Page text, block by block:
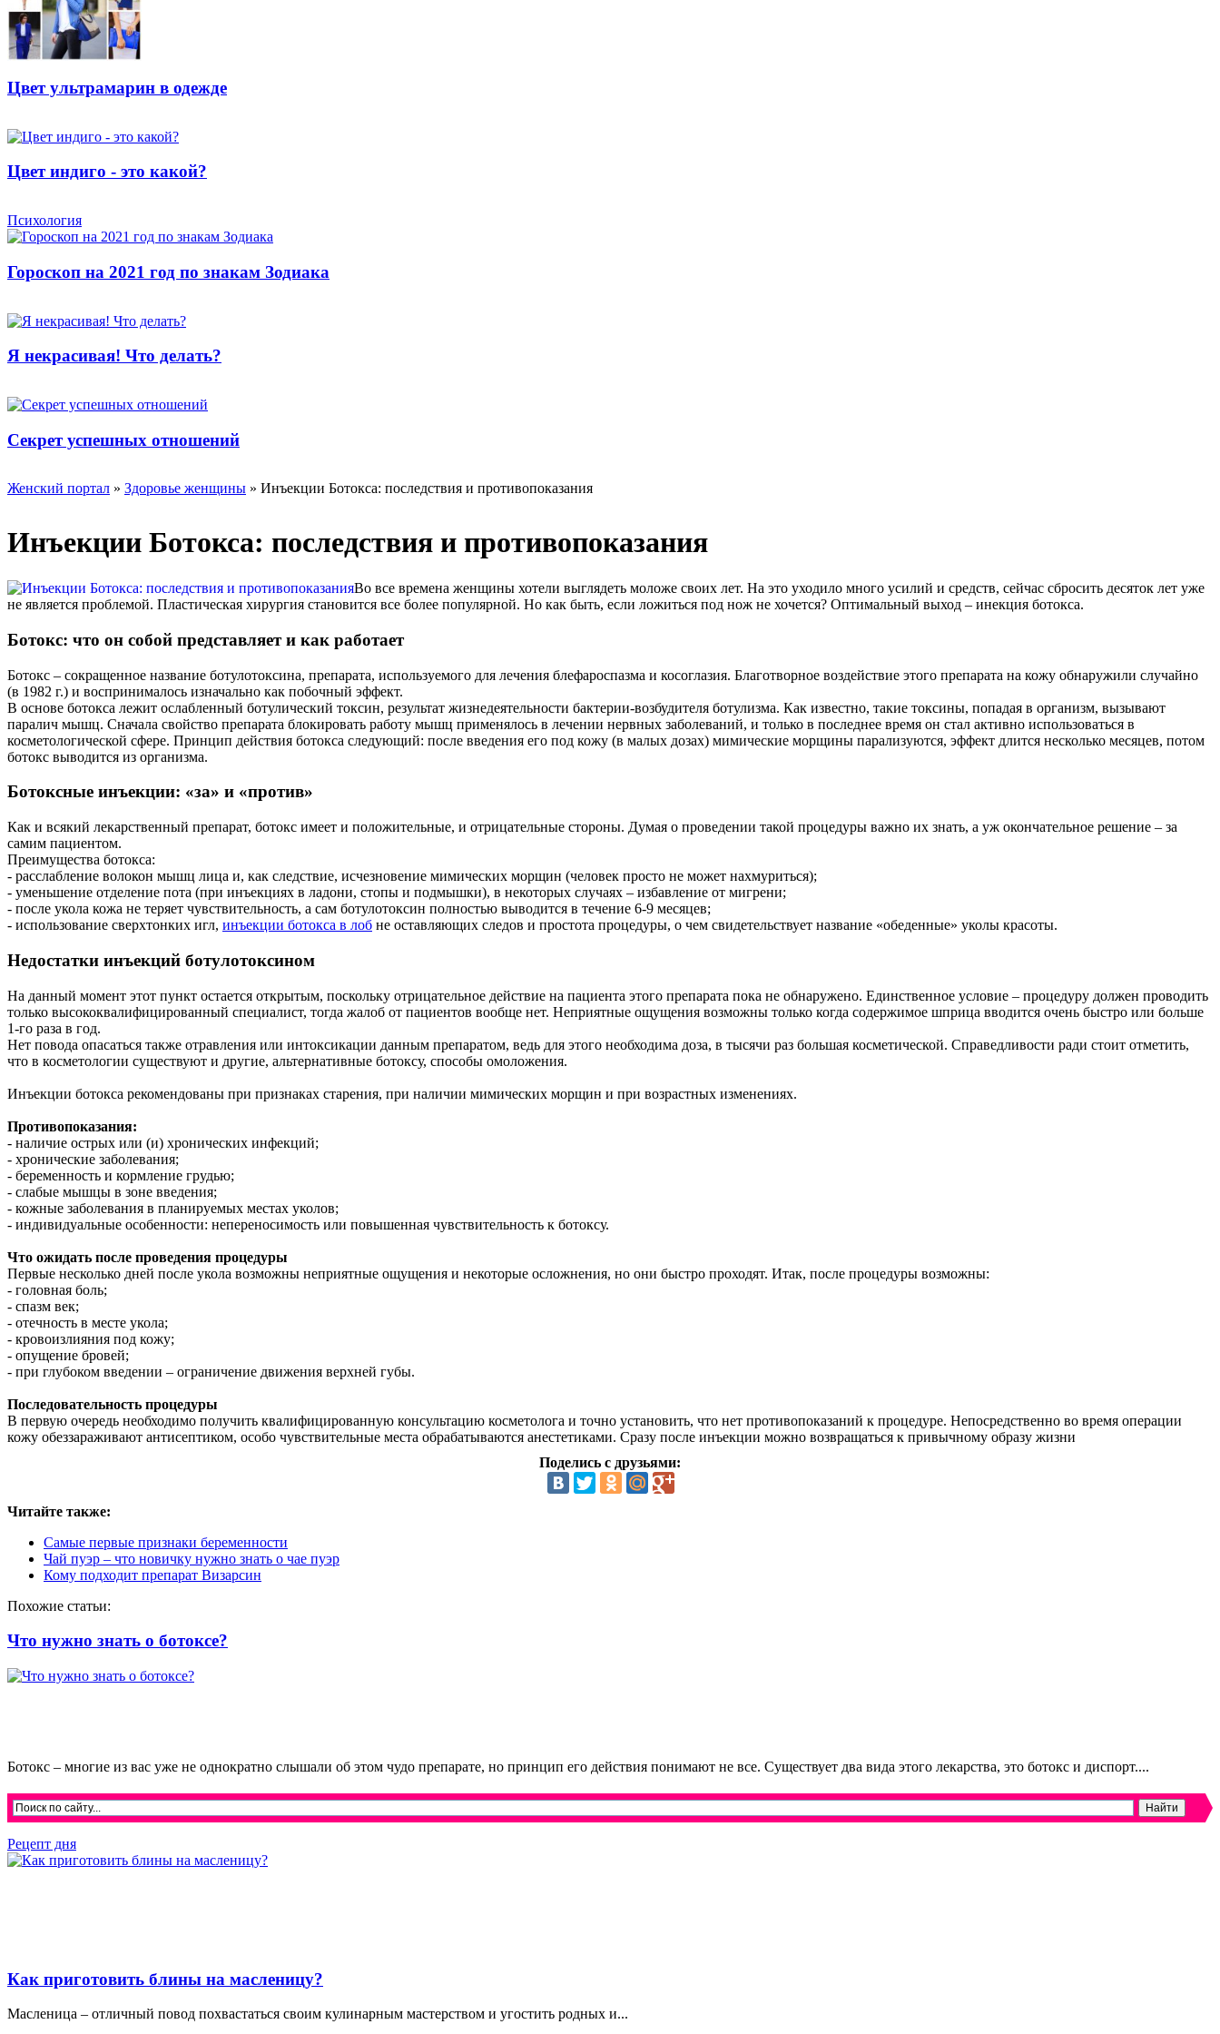
Цвет ультрамарин в одежде
Цвет индиго - это какой?
Психология
Гороскоп на 2021 год по знакам Зодиака
Я некрасивая! Что делать?
Секрет успешных отношений
Женский портал » Здоровье женщины » Инъекции Ботокса: последствия и противопоказания
Инъекции Ботокса: последствия и противопоказания
Во все времена женщины хотели выглядеть моложе своих лет. На это уходило много усилий и средств, сейчас сбросить десяток лет уже
не является проблемой. Пластическая хирургия становится все более популярной. Но как быть, если ложиться под нож не хочется? Оптимальный выход – инекция ботокса.
Ботокс: что он собой представляет и как работает
Ботокс – сокращенное название ботулотоксина, препарата, используемого для лечения блефароспазма и косоглазия. Благотворное воздействие этого препарата на кожу обнаружили случайно
(в 1982 г.) и воспринималось изначально как побочный эффект.
В основе ботокса лежит ослабленный ботулический токсин, результат жизнедеятельности бактерии-возбудителя ботулизма. Как известно, такие токсины, попадая в организм, вызывают
паралич мышц. Сначала свойство препарата блокировать работу мышц применялось в лечении нервных заболеваний, и только в последнее время он стал активно использоваться в
косметологической сфере. Принцип действия ботокса следующий: после введения его под кожу (в малых дозах) мимические морщины парализуются, эффект длится несколько месяцев, потом
ботокс выводится из организма.
Ботоксные инъекции: «за» и «против»
Как и всякий лекарственный препарат, ботокс имеет и положительные, и отрицательные стороны. Думая о проведении такой процедуры важно их знать, а уж окончательное решение – за
самим пациентом.
Преимущества ботокса:
- расслабление волокон мышц лица и, как следствие, исчезновение мимических морщин (человек просто не может нахмуриться);
- уменьшение отделение пота (при инъекциях в ладони, стопы и подмышки), в некоторых случаях – избавление от мигрени;
- после укола кожа не теряет чувствительность, а сам ботулотоксин полностью выводится в течение 6-9 месяцев;
- использование сверхтонких игл, инъекции ботокса в лоб не оставляющих следов и простота процедуры, о чем свидетельствует название «обеденные» уколы красоты.
Недостатки инъекций ботулотоксином
На данный момент этот пункт остается открытым, поскольку отрицательное действие на пациента этого препарата пока не обнаружено. Единственное условие – процедуру должен проводить
только высококвалифицированный специалист, тогда жалоб от пациентов вообще нет. Неприятные ощущения возможны только когда содержимое шприца вводится очень быстро или больше
1-го раза в год.
Нет повода опасаться также отравления или интоксикации данным препаратом, ведь для этого необходима доза, в тысячи раз большая косметической. Справедливости ради стоит отметить,
что в косметологии существуют и другие, альтернативные ботоксу, способы омоложения.
Инъекции ботокса рекомендованы при признаках старения, при наличии мимических морщин и при возрастных изменениях.
Противопоказания:
- наличие острых или (и) хронических инфекций;
- хронические заболевания;
- беременность и кормление грудью;
- слабые мышцы в зоне введения;
- кожные заболевания в планируемых местах уколов;
- индивидуальные особенности: непереносимость или повышенная чувствительность к ботоксу.
Что ожидать после проведения процедуры
Первые несколько дней после укола возможны неприятные ощущения и некоторые осложнения, но они быстро проходят. Итак, после процедуры возможны:
- головная боль;
- спазм век;
- отечность в месте укола;
- кровоизлияния под кожу;
- опущение бровей;
- при глубоком введении – ограничение движения верхней губы.
Последовательность процедуры
В первую очередь необходимо получить квалифицированную консультацию косметолога и точно установить, что нет противопоказаний к процедуре. Непосредственно во время операции
кожу обеззараживают антисептиком, особо чувствительные места обрабатываются анестетиками. Сразу после инъекции можно возвращаться к привычному образу жизни
Поделись с друзьями:
Читайте также:
Самые первые признаки беременности
Чай пуэр – что новичку нужно знать о чае пуэр
Кому подходит препарат Визарсин
Похожие статьи:
Что нужно знать о ботоксе?
Ботокс – многие из вас уже не однократно слышали об этом чудо препарате, но принцип его действия понимают не все. Существует два вида этого лекарства, это ботокс и диспорт....
Рецепт дня
Как приготовить блины на масленицу?
Масленица – отличный повод похвастаться своим кулинарным мастерством и угостить родных и...